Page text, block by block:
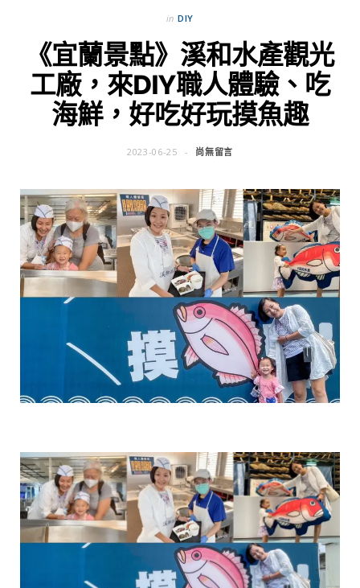
in DIY
《宜蘭景點》溪和水產觀光
工廠，來DIY職人體驗、吃
海鮮，好吃好玩摸魚趣
2023-06-25 尚無留言